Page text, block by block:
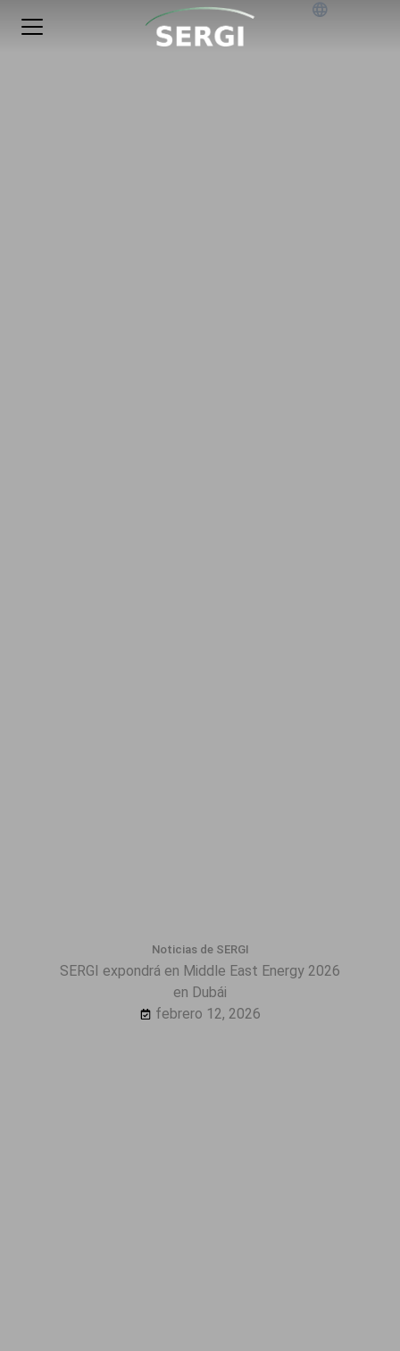
Noticias de SERGI
SERGI expondrá en Middle East Energy 2026
en Dubái
febrero 12, 2026